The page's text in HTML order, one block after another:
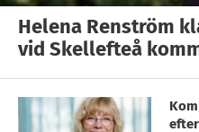
Helena Renström
vid Skellefteå